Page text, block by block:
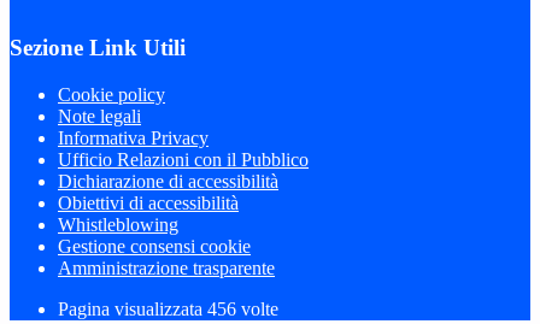
Sezione Link Utili
Cookie policy
Note legali
Informativa Privacy
Ufficio Relazioni con il Pubblico
Dichiarazione di accessibilità
Obiettivi di accessibilità
Whistleblowing
Gestione consensi cookie
Amministrazione trasparente
Pagina visualizzata 456 volte